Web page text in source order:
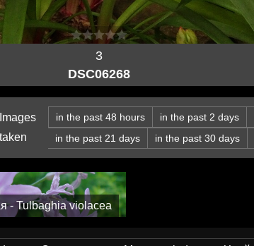
3
DSC06268
Images
taken
in the past 48 hours in the past 2 days
in the past 21 days
in the past 30 days
- Tulbaghia violacea